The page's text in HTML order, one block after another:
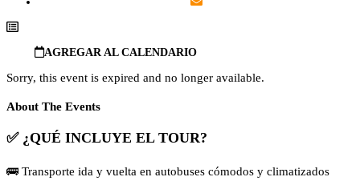
AGREGAR AL CALENDARIO
Sorry, this event is expired and no longer available.
About The Events
✅ ¿QUÉ INCLUYE EL TOUR?
🚌 Transporte ida y vuelta en autobuses cómodos y climatizados